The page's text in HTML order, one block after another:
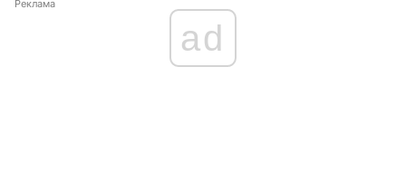
Реклама
ad